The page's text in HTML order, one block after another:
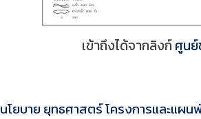
เข้าถึงได้จากลิงก์ศูน
นโยบาย ยุทธศาสตร์ โครงการและแ